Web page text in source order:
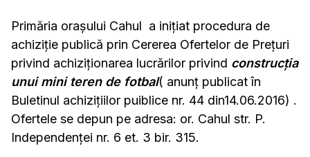
Primăria orașului Cahul a inițiat procedura de
achiziție publică prin Cererea Ofertelor de Prețuri
privind achiziționarea lucrărilor privind construcția
unui mini teren de fotbal( anunț publicat în
Buletinul achizițiilor puiblice nr. 44 din14.06.2016) .
Ofertele se depun pe adresa: or. Cahul str. P.
Independenței nr. 6 et. 3 bir. 315.